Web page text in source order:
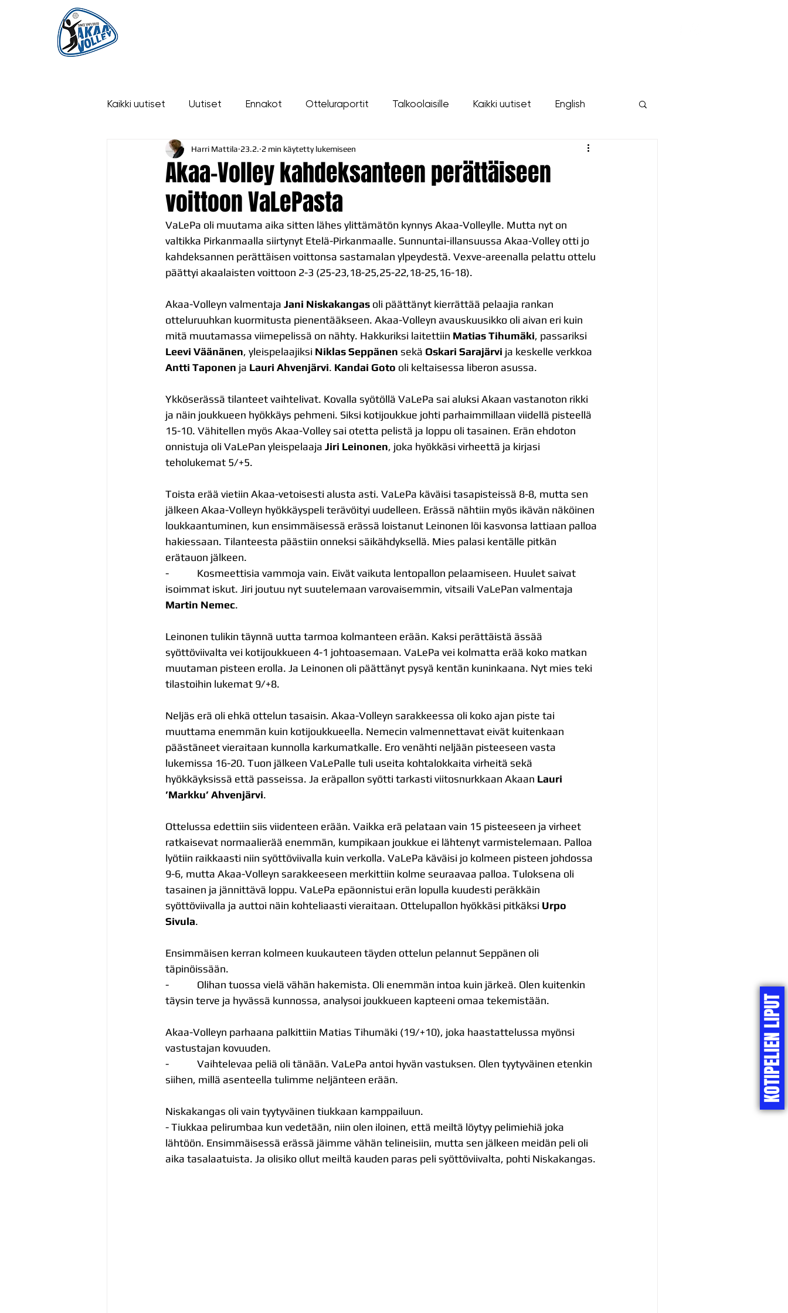
KOTIPELIEN LIPUT
Kaikki uutiset Uutiset Ennakot Otteluraportit Talkoolaisille Kaikki uutiset English
Akaa-Volley kahdeksanteen perättäiseen
voittoon VaLePasta
Harri Mattila 23.2. 2 min käytetty lukemiseen
VaLePa oli muutama aika sitten lähes ylittämätön kynnys Akaa-Volleylle. Mutta nyt on
valtikka Pirkanmaalla siirtynyt Etelä-Pirkanmaalle. Sunnuntai-illansuussa Akaa-Volley otti jo
kahdeksannen perättäisen voittonsa sastamalan ylpeydestä. Vexve-areenalla pelattu ottelu
päättyi akaalaisten voittoon 2-3 (25-23,18-25,25-22,18-25,16-18).
Akaa-Volleyn valmentaja Jani Niskakangas oli päättänyt kierrättää pelaajia rankan
otteluruuhkan kuormitusta pienentääkseen. Akaa-Volleyn avauskuusikko oli aivan eri kuin
mitä muutamassa viimepelissä on nähty. Hakkuriksi laitettiin Matias Tihumäki, passariksi
Leevi Väänänen, yleispelaajiksi Niklas Seppänen sekä Oskari Sarajärvi ja keskelle verkkoa
Antti Taponen ja Lauri Ahvenjärvi. Kandai Goto oli keltaisessa liberon asussa.
Ykköserässä tilanteet vaihtelivat. Kovalla syötöllä VaLePa sai aluksi Akaan vastanoton rikki
ja näin joukkueen hyökkäys pehmeni. Siksi kotijoukkue johti parhaimmillaan viidellä pisteellä
15-10. Vähitellen myös Akaa-Volley sai otetta pelistä ja loppu oli tasainen. Erän ehdoton
onnistuja oli VaLePan yleispelaaja Jiri Leinonen, joka hyökkäsi virheettä ja kirjasi
teholukemat 5/+5.
Toista erää vietiin Akaa-vetoisesti alusta asti. VaLePa käväisi tasapisteissä 8-8, mutta sen
jälkeen Akaa-Volleyn hyökkäyspeli terävöityi uudelleen. Erässä nähtiin myös ikävän näköinen
loukkaantuminen, kun ensimmäisessä erässä loistanut Leinonen löi kasvonsa lattiaan palloa
hakiessaan. Tilanteesta päästiin onneksi säikähdyksellä. Mies palasi kentälle pitkän
erätauon jälkeen.
-            Kosmeettisia vammoja vain. Eivät vaikuta lentopallon pelaamiseen. Huulet saivat
isoimmat iskut. Jiri joutuu nyt suutelemaan varovaisemmin, vitsaili VaLePan valmentaja
Martin Nemec.
Leinonen tulikin täynnä uutta tarmoa kolmanteen erään. Kaksi perättäistä ässää
syöttöviivalta vei kotijoukkueen 4-1 johtoasemaan. VaLePa vei kolmatta erää koko matkan
muutaman pisteen erolla. Ja Leinonen oli päättänyt pysyä kentän kuninkaana. Nyt mies teki
tilastoihin lukemat 9/+8.
Neljäs erä oli ehkä ottelun tasaisin. Akaa-Volleyn sarakkeessa oli koko ajan piste tai
muuttama enemmän kuin kotijoukkueella. Nemecin valmennettavat eivät kuitenkaan
päästäneet vieraitaan kunnolla karkumatkalle. Ero venähti neljään pisteeseen vasta
lukemissa 16-20. Tuon jälkeen VaLePalle tuli useita kohtalokkaita virheitä sekä
hyökkäyksissä että passeissa. Ja eräpallon syötti tarkasti viitosnurkkaan Akaan Lauri
’Markku’ Ahvenjärvi.
Ottelussa edettiin siis viidenteen erään. Vaikka erä pelataan vain 15 pisteeseen ja virheet
ratkaisevat normaalierää enemmän, kumpikaan joukkue ei lähtenyt varmistelemaan. Palloa
lyötiin raikkaasti niin syöttöviivalla kuin verkolla. VaLePa käväisi jo kolmeen pisteen johdossa
9-6, mutta Akaa-Volleyn sarakkeeseen merkittiin kolme seuraavaa palloa. Tuloksena oli
tasainen ja jännittävä loppu. VaLePa epäonnistui erän lopulla kuudesti peräkkäin
syöttöviivalla ja auttoi näin kohteliaasti vieraitaan. Ottelupallon hyökkäsi pitkäksi Urpo
Sivula.
Ensimmäisen kerran kolmeen kuukauteen täyden ottelun pelannut Seppänen oli
täpinöissään.
-            Olihan tuossa vielä vähän hakemista. Oli enemmän intoa kuin järkeä. Olen kuitenkin
täysin terve ja hyvässä kunnossa, analysoi joukkueen kapteeni omaa tekemistään.
Akaa-Volleyn parhaana palkittiin Matias Tihumäki (19/+10), joka haastattelussa myönsi
vastustajan kovuuden.
-            Vaihtelevaa peliä oli tänään. VaLePa antoi hyvän vastuksen. Olen tyytyväinen etenkin
siihen, millä asenteella tulimme neljänteen erään.
Niskakangas oli vain tyytyväinen tiukkaan kamppailuun.
- Tiukkaa pelirumbaa kun vedetään, niin olen iloinen, että meiltä löytyy pelimiehiä joka
lähtöön. Ensimmäisessä erässä jäimme vähän telineisiin, mutta sen jälkeen meidän peli oli
aika tasalaatuista. Ja olisiko ollut meiltä kauden paras peli syöttöviivalta, pohti Niskakangas.